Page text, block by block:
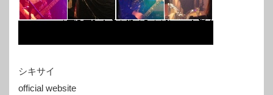
シキサイ
official website